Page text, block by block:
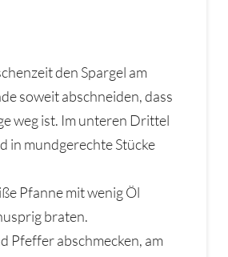
den Spargel am
soweit abschneiden, dass
weg ist. Im unteren Drittel
in mundgerechte Stücke
Pfanne mit wenig Öl
braten.
Pfeffer abschmecken, am